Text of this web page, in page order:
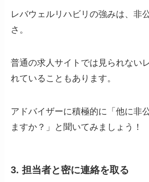
レバウェルリハビリの強みは、非
さ。
普通の求人サイトでは見られない
れていることもあります。
アドバイザーに積極的に「他に非
ますか？」と聞いてみましょう！
3.担当者と密に連絡を取る